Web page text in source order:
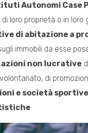
Autonomi Case
di loro proprietà o in loro
di abitazione a
immobili da esse
non lucrative
di
e società sportive